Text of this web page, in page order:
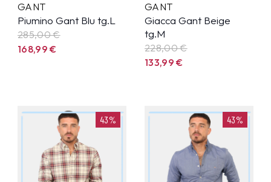
GANT
Piumino Gant Blu tg.L
285,00 €
168,99€
GANT
Giacca Gant Beige
tg.M
228,00 €
133,99€
43% 43%